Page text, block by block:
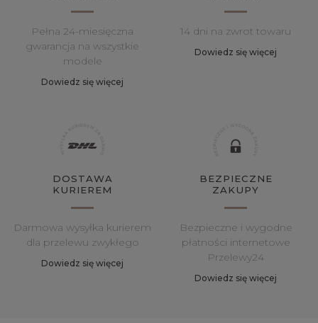
Pełna 24-miesięczna
gwarancja na wszystkie
modele
Dowiedz się więcej
14 dni na zwrot towaru
Dowiedz się więcej
DOSTAWA
KURIEREM
Darmowa wysyłka kurierem
dla przelewu zwykłego
Dowiedz się więcej
BEZPIECZNE
ZAKUPY
Bezpieczne i wygodne
płatności internetowe
Przelewy24
Dowiedz się więcej